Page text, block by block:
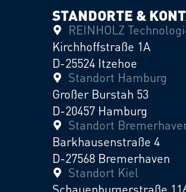
Großer Burstah 53
D-20457 Hamburg
Standort Bremerhaven
Barkhausenstraße 4
D-27568 Bremerhaven
Standort Kiel
Schauenburgerstraße 116
D-24118 Kiel
info@reinholz-
+49 (0) 40 73 44 95 94 -
+49 (0) 4821 94 97 90 -